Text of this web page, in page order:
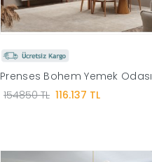
Prenses Bohem Yemek Odası
154850 TL 116.137 TL